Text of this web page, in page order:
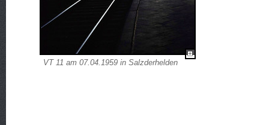
VT 11 am 07.04.1959 in Salzderhelden